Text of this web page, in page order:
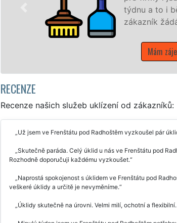
týdnu a to i
zákazník žádá
Mám
RECENZE
Recenze našich služeb uklízení od zákazníků:
Už jsem ve Frenštátu pod Radhoštěm vyzkoušel pár
Skutečně paráda. Celý úklid u nás ve Frenštátu pod
Rozhodně doporučuji každému vyzkoušet.
Naprostá spokojenost s úklidem ve Frenštátu pod
veškeré úklidy a určitě je nevyměníme.
Úklidy skutečně na úrovni. Velmi milí, ochotní a